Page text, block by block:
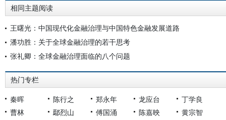
相同主题阅读
王曙光：中国现代化金融治理与中国特色金融发展道路
潘功胜：关于全球金融治理的若干思考
张礼卿：全球金融治理面临的八个问题
热门专栏
秦晖 陈行之 郑永年 龙应台
丁学良
曹林
鄢烈山 傅国涌 陈嘉映
黄宗智